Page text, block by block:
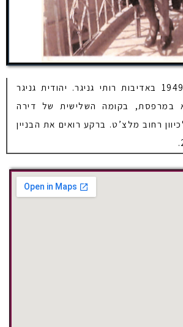
הצילום משנת 1949 באדיבות רותי גניגר. יהודית גניגר
במרפסת, בקומה השלישית של דירה
רחוב מלצ’ט. ברקע רואים את הבניין